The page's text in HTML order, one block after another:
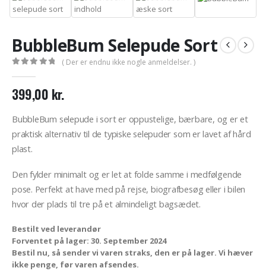
BubbleBum Selepude Sort
( Der er endnu ikke nogle anmeldelser. )
399,00 kr.
BubbleBum selepude i sort er oppustelige, bærbare, og er et
praktisk alternativ til de typiske selepuder som er lavet af hård
plast.
Den fylder minimalt og er let at folde samme i medfølgende
pose. Perfekt at have med på rejse, biografbesøg eller i bilen
hvor der plads til tre på et almindeligt bagsædet.
Bestilt ved leverandør
Forventet på lager: 30. September 2024
Bestil nu, så sender vi varen straks, den er på lager. Vi hæver
ikke penge, før varen afsendes.